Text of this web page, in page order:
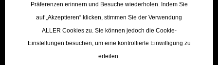
TÖLZER SHOP
Präferenzen erinnern und Besuche wiederholen. Indem Sie
auf „Akzeptieren“ klicken, stimmen Sie der Verwendung
ALLER Cookies zu. Sie können jedoch die Cookie-
Einstellungen besuchen, um eine kontrollierte Einwilligung zu
erteilen.